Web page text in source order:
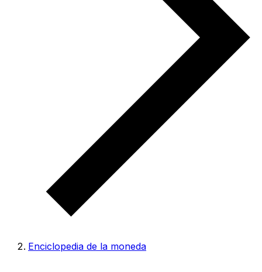
Enciclopedia de la moneda